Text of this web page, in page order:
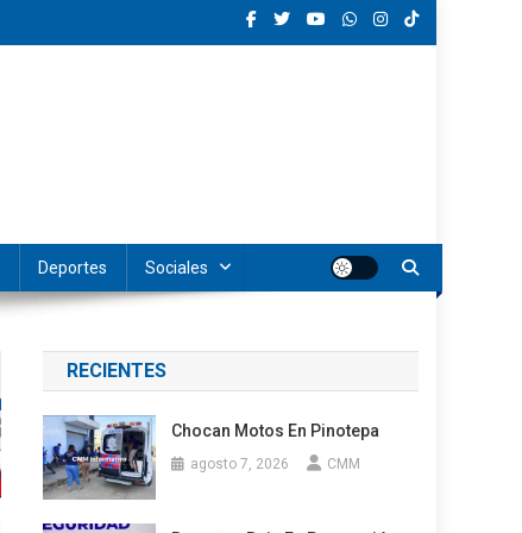
Deportes Sociales
RECIENTES
Chocan Motos En Pinotepa
agosto 7, 2026 CMM